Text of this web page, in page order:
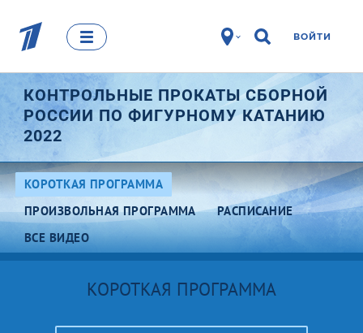
ВОЙТИ
КОНТРОЛЬНЫЕ ПРОКАТЫ СБОРНОЙ
РОССИИ ПО ФИГУРНОМУ КАТАНИЮ
2022
КОРОТКАЯ ПРОГРАММА
ПРОИЗВОЛЬНАЯ ПРОГРАММА
РАСПИСАНИЕ
ВСЕ ВИДЕО
КОРОТКАЯ ПРОГРАММА